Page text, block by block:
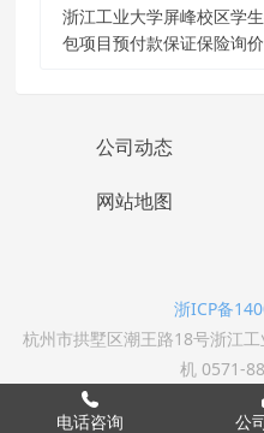
浙江工业大学屏峰校区学
包项目预付款保证保险询
公司动态
网站地图
浙ICP备
杭州市拱墅区潮王路18号浙江
机 0571-
电话咨询 公